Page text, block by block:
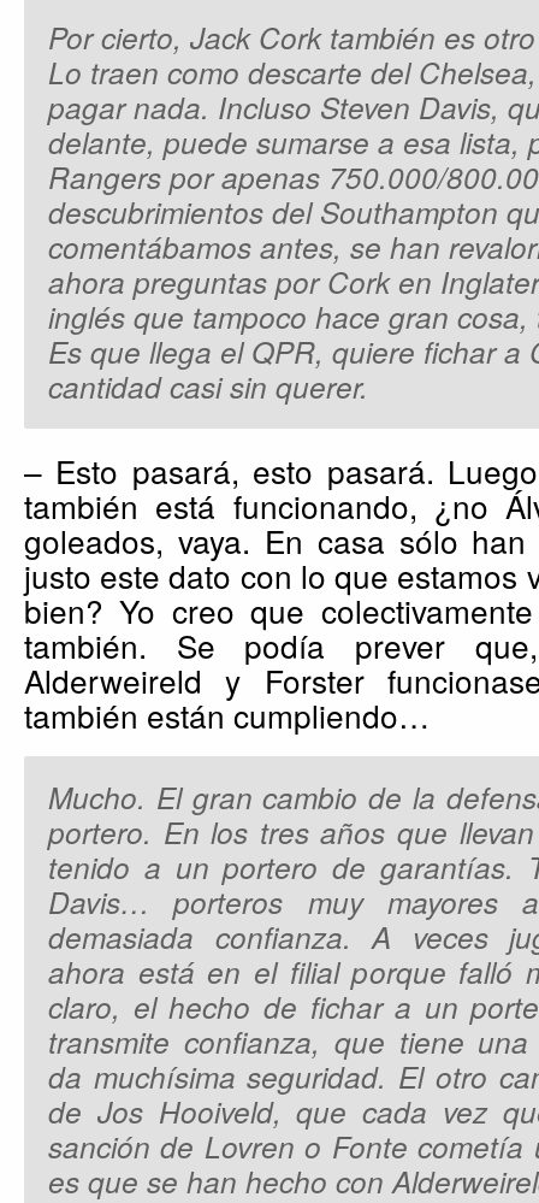
Por cierto, Jack Cork también es
Lo traen como descarte del
pagar nada. Incluso Steven Davis,
delante, puede sumarse a esa lista,
Rangers por apenas 750.000/
descubrimientos del Southampton
comentábamos antes, se han
ahora preguntas por Cork en
inglés que tampoco hace gran
Es que llega el QPR, quiere fichar a
cantidad casi sin querer.
– Esto pasará, esto pasará.
también está funcionando, ¿no
goleados, vaya. En casa sólo
justo este dato con lo que estamos
bien? Yo creo que
también. Se podía prever
Alderweireld y Forster
también están cumpliendo…
Mucho. El gran cambio de la
portero. En los tres años que
tenido a un portero de garantías.
Davis… porteros muy
demasiada confianza. A veces
ahora está en el filial porque falló
claro, el hecho de fichar a un
transmite confianza, que tiene
da muchísima seguridad. El otro
de Jos Hooiveld, que cada vez
sanción de Lovren o Fonte cometía
es que se han hecho con